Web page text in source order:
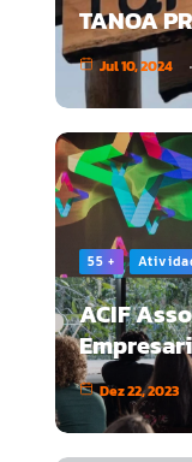
TANOA
Jul 10, 2024
55 +
ACIF
Dez 22, 2023